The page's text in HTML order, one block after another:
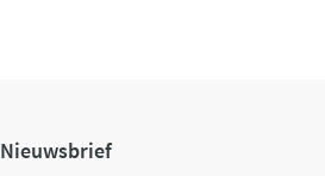
Nieuwsbrief